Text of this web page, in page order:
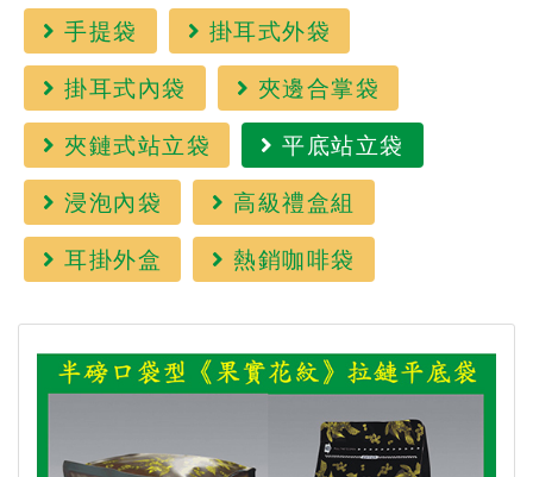
手提袋
掛耳式外袋
掛耳式內袋
夾邊合掌袋
夾鏈式站立袋
平底站立袋
浸泡內袋
高級禮盒組
耳掛外盒
熱銷咖啡袋